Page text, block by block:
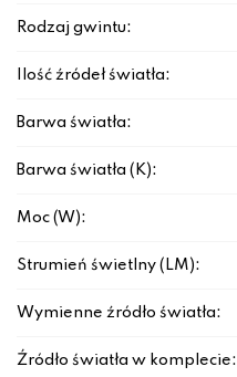
Rodzaj gwintu:
Ilość źródeł światła:
Barwa światła:
Barwa światła (K):
Moc (W):
Strumień świetlny (LM):
Wymienne źródło światła:
Źródło światła w komplecie: